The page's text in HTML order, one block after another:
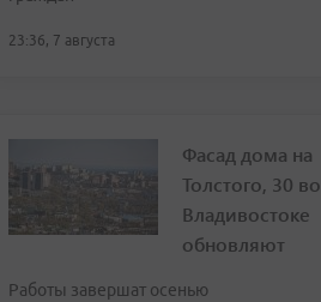
23:36, 7 августа
Фасад дома на
Толстого, 30 во
Владивостоке
обновляют
Работы завершат осенью